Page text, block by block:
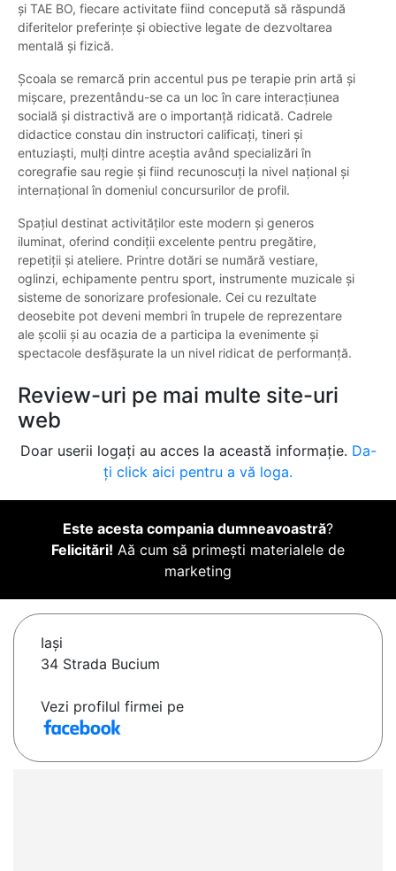
și TAE BO, fiecare activitate fiind concepută să răspundă
diferitelor preferințe și obiective legate de dezvoltarea
mentală și fizică.
Școala se remarcă prin accentul pus pe terapie prin artă și
mișcare, prezentându-se ca un loc în care interacțiunea
socială și distractivă are o importanță ridicată. Cadrele
didactice constau din instructori calificați, tineri și
entuziaști, mulți dintre aceștia având specializări în
coregrafie sau regie și fiind recunoscuți la nivel național și
internațional în domeniul concursurilor de profil.
Spațiul destinat activităților este modern și generos
iluminat, oferind condiții excelente pentru pregătire,
repetiții și ateliere. Printre dotări se numără vestiare,
oglinzi, echipamente pentru sport, instrumente muzicale și
sisteme de sonorizare profesionale. Cei cu rezultate
deosebite pot deveni membri în trupele de reprezentare
ale școlii și au ocazia de a participa la evenimente și
spectacole desfășurate la un nivel ridicat de performanță.
Review-uri pe mai multe site-uri
web
Doar userii logați au acces la această informație. Da-
ți click aici pentru a vă loga.
Este acesta compania dumneavoastră?
Felicitări! Aă cum să primești materialele de
marketing
Iaşi
34 Strada Bucium
Vezi profilul firmei pe